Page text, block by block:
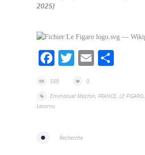
2025)
Facebook
TwitterEmail
589
0
Emmanuel Macron, FRANCE, LE FIGARO,
Lecornu
Recherche